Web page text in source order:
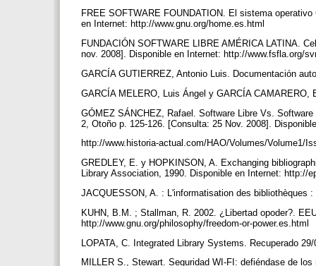
FREE SOFTWARE FOUNDATION. El sistema
en Internet: http://www.gnu.org/home.es.html
FUNDACIÓN SOFTWARE LIBRE AMÉRICA LATINA.
nov. 2008]. Disponible en Internet: http://www.fsfla.org/
GARCÍA GUTIERREZ, Antonio Luis. Documentación
GARCÍA MELERO, Luis Ángel y GARCÍA
GÓMEZ SÁNCHEZ, Rafael. Software Libre Vs.
2, Otoño p. 125-126. [Consulta: 25 Nov. 2008].
http://www.historia-actual.com/HAO/Volumes/Volume1/
GREDLEY, E. y HOPKINSON, A. Exchanging
Library Association, 1990. Disponible en Internet:
JACQUESSON, A. : L'informatisation des
KUHN, B.M. ; Stallman, R. 2002. ¿Libertad opoder?.
http://www.gnu.org/philosophy/freedom-or-power.es.html
LOPATA, C. Integrated Library Systems. Recuperado
MILLER S., Stewart. Seguridad WI-FI: defiéndase de